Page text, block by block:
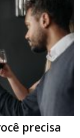
precisa